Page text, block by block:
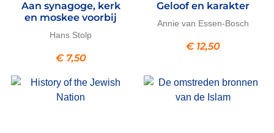
Aan synagoge, kerk
en moskee voorbij
Hans Stolp
€7,50
Geloof en karakter
Annie van Essen-Bosch
€12,50